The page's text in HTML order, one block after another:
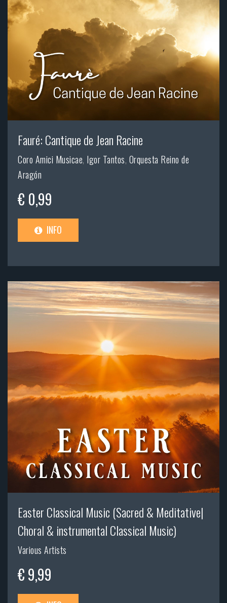
Fauré: Cantique de Jean Racine
Coro Amici Musicae, Igor Tantos, Orquesta Reino de
Aragón
€ 0,99
INFO
Easter Classical Music (Sacred & Meditative|
Choral & instrumental Classical Music)
Various Artists
€ 9,99